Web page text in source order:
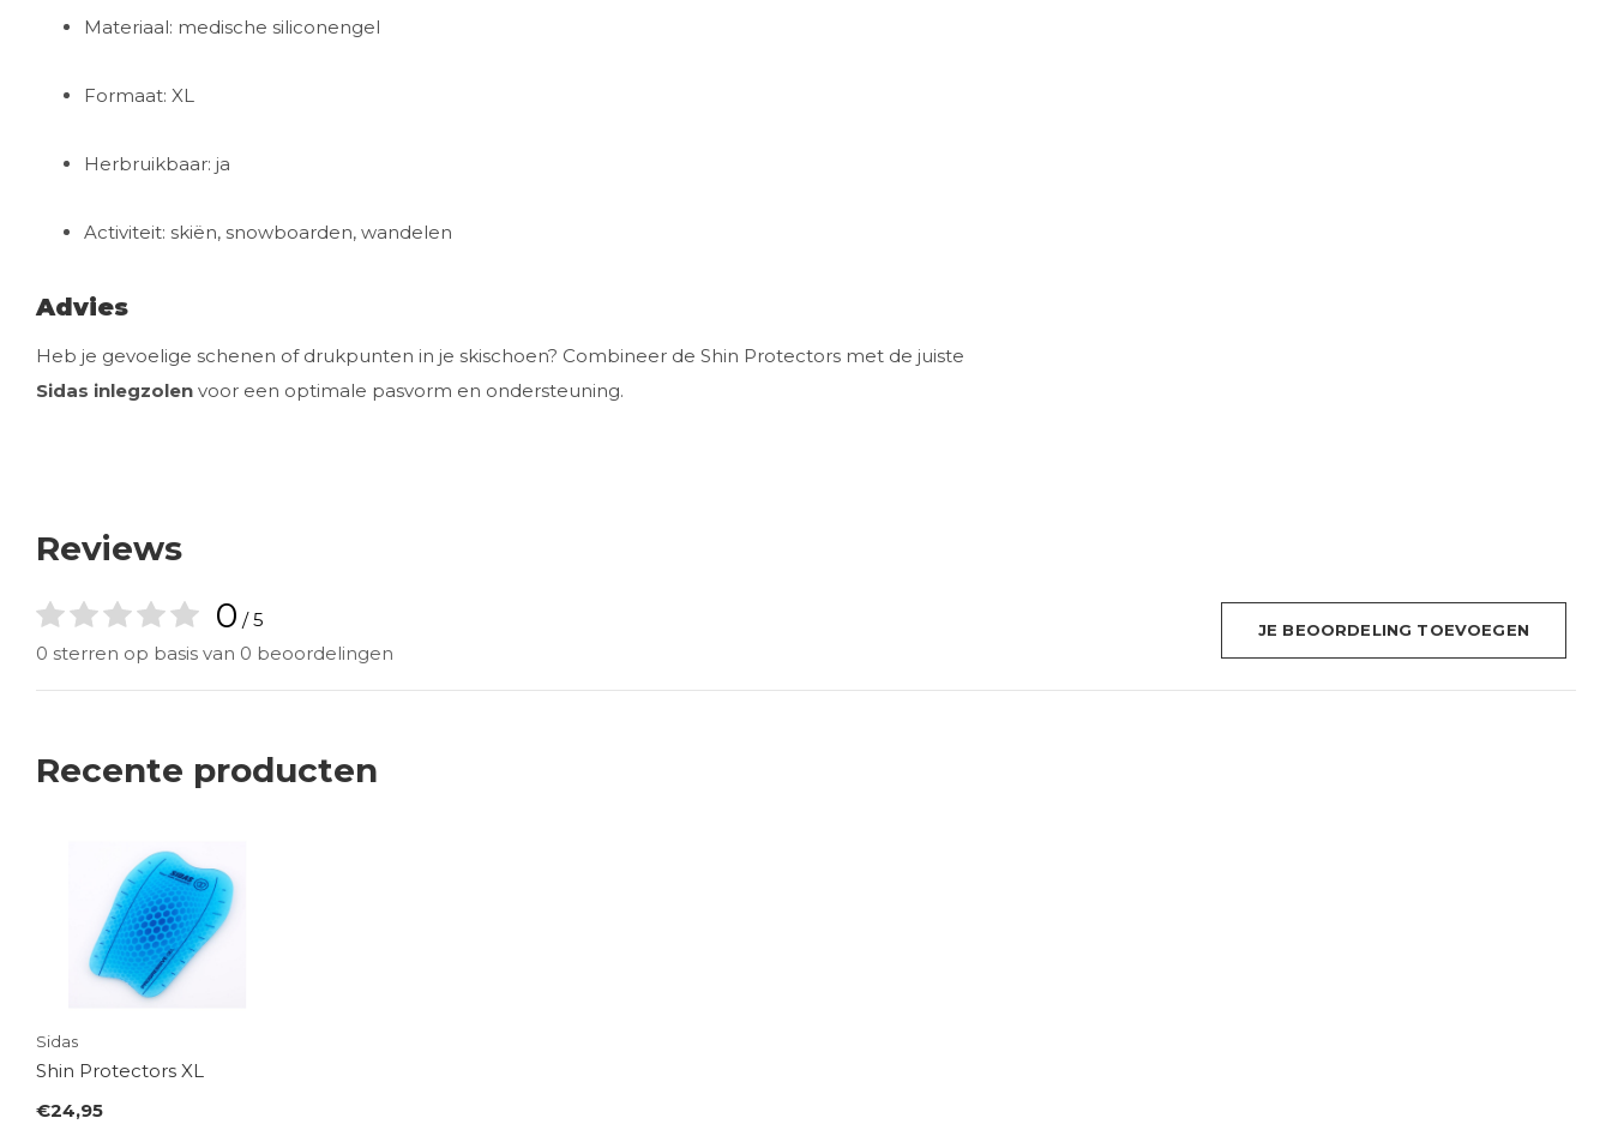
Materiaal: medische siliconengel
Formaat: XL
Herbruikbaar: ja
Activiteit: skiën, snowboarden, wandelen
Advies
Heb je gevoelige schenen of drukpunten in je skischoen? Combineer de Shin Protectors met de juiste
Sidas inlegzolen voor een optimale pasvorm en ondersteuning.
Reviews
0 / 5
0 sterren op basis van 0 beoordelingen
JE BEOORDELING TOEVOEGEN
Recente producten
Sidas
Shin Protectors XL
€24,95